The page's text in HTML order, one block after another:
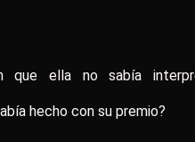
que ella no sabía
hecho con su premio?